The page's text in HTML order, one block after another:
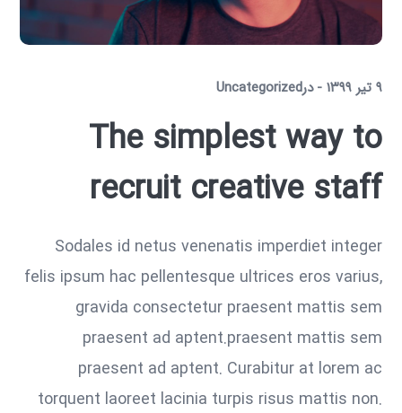
۹ تیر ۱۳۹۹ درUncategorized
The simplest way to
recruit creative staff
Sodales id netus venenatis imperdiet integer
felis ipsum hac pellentesque ultrices eros varius,
gravida consectetur praesent mattis sem
praesent ad aptent.praesent mattis sem
praesent ad aptent. Curabitur at lorem ac
torquent laoreet lacinia turpis risus mattis non.